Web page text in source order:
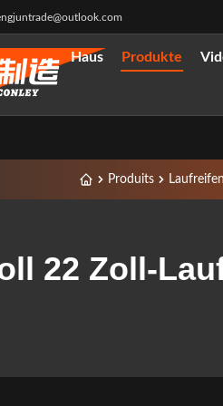
Haus Produkte
Produits
22 Zoll-